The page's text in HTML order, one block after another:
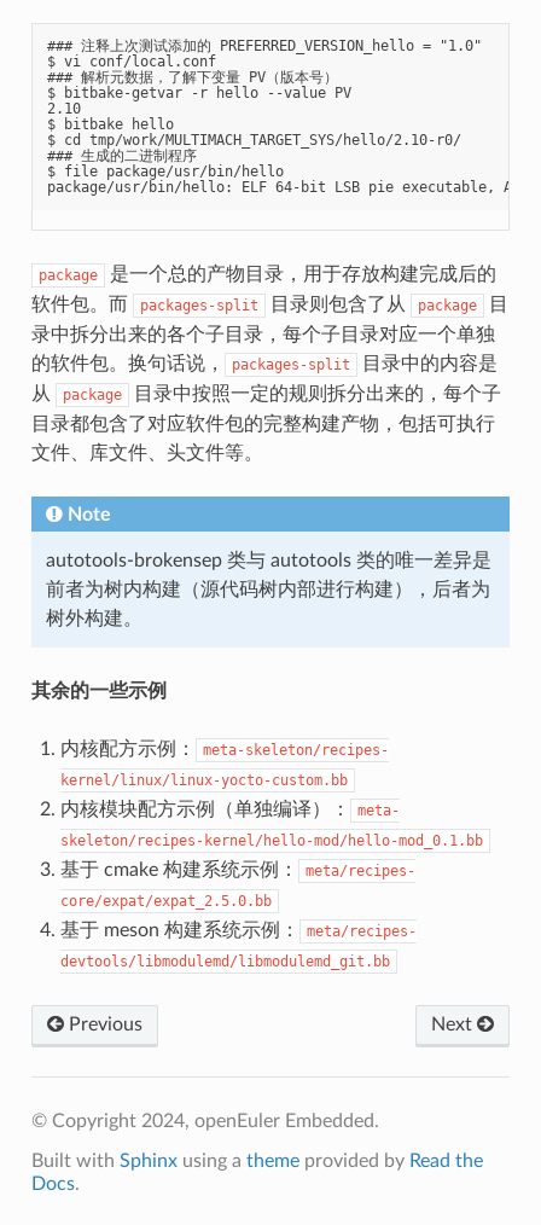
### 注释上次测试添加的 PREFERRED_VERSION_hello = "1.0"
$ vi conf/local.conf
### 解析元数据，了解下变量 PV（版本号）
$ bitbake-getvar -r hello --value PV
2.10
$ bitbake hello
$ cd tmp/work/MULTIMACH_TARGET_SYS/hello/2.10-r0/
### 生成的二进制程序
$ file package/usr/bin/hello
package
是一个总的产物目录，用于存放构建完成后的
软件包。而
packages-split 目录则包含了从 package
目
录中拆分出来的各个子目录，每个子目录对应一个单独
的软件包。换句话说，
packages-split
目录中的内容是
从
package
目录中按照一定的规则拆分出来的，每个子
目录都包含了对应软件包的完整构建产物，包括可执行
文件、库文件、头文件等。
Note
autotools-brokensep 类与 autotools 类的唯一差异是
前者为树内构建（源代码树内部进行构建），后者为
树外构建。
其余的一些示例
内核配方示例：
meta-skeleton/recipes-
kernel/linux/linux-yocto-custom.bb
内核模块配方示例（单独编译）：
meta-
skeleton/recipes-kernel/hello-mod/hello-mod_0.1.bb
基于 cmake 构建系统示例：
meta/recipes-
core/expat/expat_2.5.0.bb
基于 meson 构建系统示例：
meta/recipes-
devtools/libmodulemd/libmodulemd_git.bb
Previous Next
© Copyright 2024, openEuler Embedded.
Built with Sphinxusing a themeprovided by Read the
Docs.